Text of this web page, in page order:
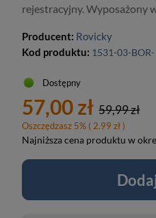
rejestracyjny. Wyposażony
Producent: Rovicky
Kod produktu: 1531-03-
Dostępny
57,00 zł 59,99 zł
Oszczędzasz 5% ( 2.99 zł )
Najniższa cena produktu w